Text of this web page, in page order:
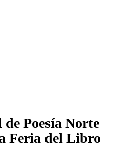
de Poesía Norte
Feria del Libro